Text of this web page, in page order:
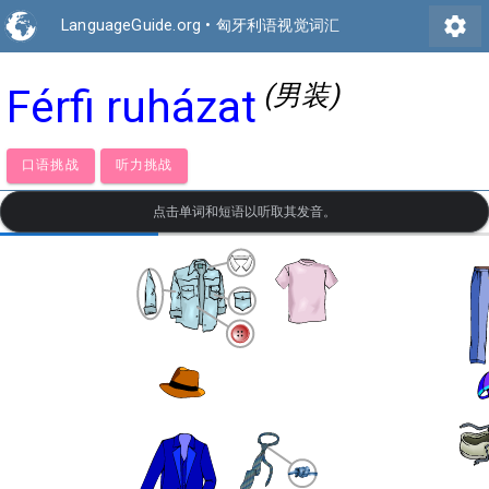
LanguageGuide.org • 匈牙利语视觉词汇 settings
Férfi ruházat (男装)
口语挑战 听力挑战
点击单词和短语以听取其发音。